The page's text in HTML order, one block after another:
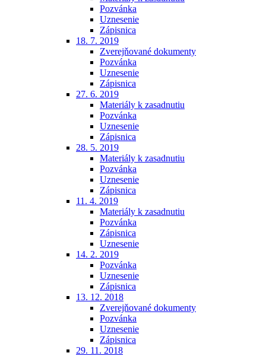
Pozvánka
Uznesenie
Zápisnica
18. 7. 2019
Zverejňované dokumenty
Pozvánka
Uznesenie
Zápisnica
27. 6. 2019
Materiály k zasadnutiu
Pozvánka
Uznesenie
Zápisnica
28. 5. 2019
Materiály k zasadnutiu
Pozvánka
Uznesenie
Zápisnica
11. 4. 2019
Materiály k zasadnutiu
Pozvánka
Zápisnica
Uznesenie
14. 2. 2019
Pozvánka
Uznesenie
Zápisnica
13. 12. 2018
Zverejňované dokumenty
Pozvánka
Uznesenie
Zápisnica
29. 11. 2018